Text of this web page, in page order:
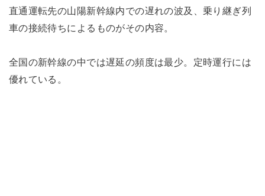
直通運転先の山陽新幹線内での遅れの波及、乗り継ぎ列
車の接続待ちによるものがその内容。
全国の新幹線の中では遅延の頻度は最少。定時運行には
優れている。